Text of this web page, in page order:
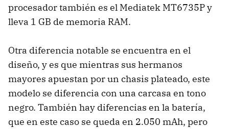
procesador también es el Mediatek MT6735P y
lleva 1 GB de memoria RAM.
Otra diferencia notable se encuentra en el
diseño, y es que mientras sus hermanos
mayores apuestan por un chasis plateado, este
modelo se diferencia con una carcasa en tono
negro. También hay diferencias en la batería,
que en este caso se queda en 2.050 mAh, pero